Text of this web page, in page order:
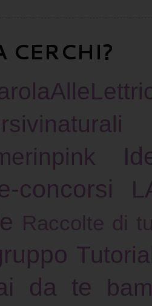
CERCHI?
concorsi
Raccolte di
da te